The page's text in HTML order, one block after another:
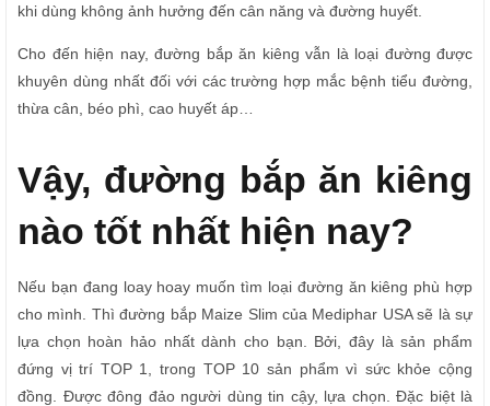
khi dùng không ảnh hưởng đến cân năng và đường huyết.
Cho đến hiện nay, đường bắp ăn kiêng vẫn là loại đường được
khuyên dùng nhất đối với các trường hợp mắc bệnh tiểu đường,
thừa cân, béo phì, cao huyết áp…
Vậy, đường bắp ăn kiêng
nào tốt nhất hiện nay?
Nếu bạn đang loay hoay muốn tìm loại đường ăn kiêng phù hợp
cho mình. Thì đường bắp Maize Slim của Mediphar USA sẽ là sự
lựa chọn hoàn hảo nhất dành cho bạn. Bởi, đây là sản phẩm
đứng vị trí TOP 1, trong TOP 10 sản phẩm vì sức khỏe cộng
đồng. Được đông đảo người dùng tin cậy, lựa chọn. Đặc biệt là